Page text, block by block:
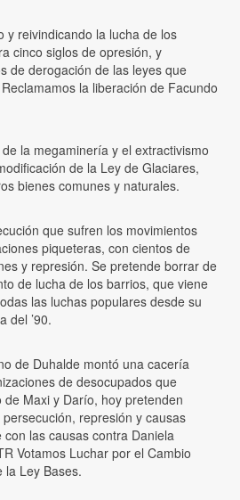
y reivindicando la lucha de los
cinco siglos de opresión, y
de derogación de las leyes que
la liberación de Facundo
la megaminería y el extractivismo
de la Ley de Glaciares,
bienes comunes y naturales.
que sufren los movimientos
piqueteras, con cientos de
y represión. Se pretende borrar de
de lucha de los barrios, que viene
las luchas populares desde su
del ’90.
de Duhalde montó una cacería
de desocupados que
Maxi y Darío, hoy pretenden
represión y causas
las causas contra Daniela
Votamos Luchar por el Cambio
la Ley Bases.